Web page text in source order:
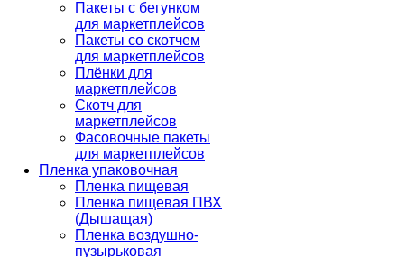
Пакеты с бегунком
для маркетплейсов
Пакеты со скотчем
для маркетплейсов
Плёнки для
маркетплейсов
Скотч для
маркетплейсов
Фасовочные пакеты
для маркетплейсов
Пленка упаковочная
Пленка пищевая
Пленка пищевая ПВХ
(Дышащая)
Пленка воздушно-
пузырьковая